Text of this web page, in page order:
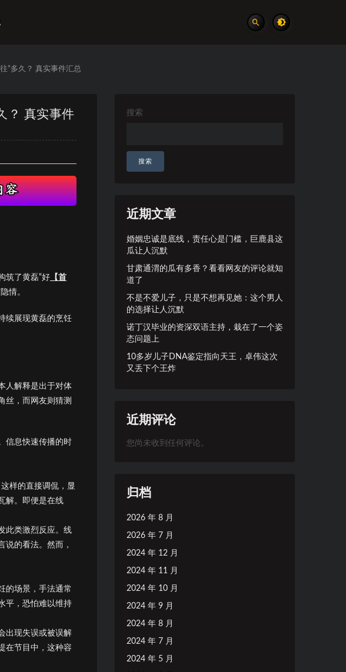
”多久？ 真实事件汇总
？ 真实事件
筑了黄磊“好 【首
情。
续展现黄磊的烹饪
人解释是出于对体
丝，而网友则猜测
信息快速传播的时
样的直接调侃，显
解。即便是在线
此类激烈反应。线
说的看法。然而，
的场景，手法通常
平，恐怕难以维持
出现失误或被误解
在节目中，这种容
搜索
搜索
近期文章
婚姻忠诚是底线，责任心是门槛，巨鹿县这
瓜让人沉默
甘肃通渭的瓜有多香？看看网友的评论就知
道了
不是不爱儿子，只是不想再见她：这个男人
的选择让人沉默
诺丁汉毕业的资深双语主持，栽在了一个姿
态问题上
10多岁儿子DNA鉴定指向天王，卓伟这次
又丢下个王炸
近期评论
您尚未收到任何评论。
归档
2026 年 8 月
2026 年 7 月
2024 年 12 月
2024 年 11 月
2024 年 10 月
2024 年 9 月
2024 年 8 月
2024 年 7 月
2024 年 5 月